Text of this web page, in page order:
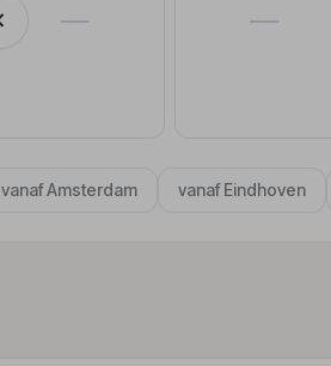
— —
vanaf Amsterdam vanaf Eindhoven